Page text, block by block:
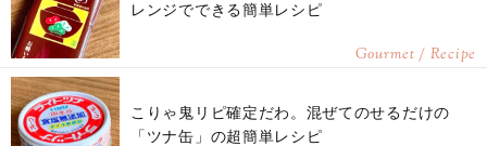
レンジでできる簡単レシピ
Gourmet / Recipe
こりゃ鬼リピ確定だわ。混ぜてのせるだけの
「ツナ缶」の超簡単レシピ